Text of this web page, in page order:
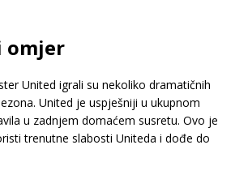
omjer
United igrali su nekoliko dramatičnih
United je uspješniji u ukupnom
u zadnjem domaćem susretu. Ovo je
trenutne slabosti Uniteda i dođe do